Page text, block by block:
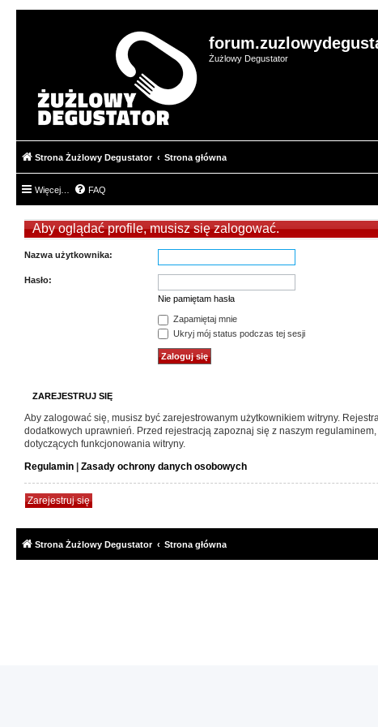
Żużlowy Degustator
Strona Żużlowy Degustator Strona główna
Więcej… FAQ
Aby oglądać profile, musisz się zalogować.
Nazwa użytkownika:
Hasło:
Nie pamiętam hasła
Zapamiętaj mnie
Ukryj mój status podczas tej sesji
ZAREJESTRUJ SIĘ
Aby zalogować się, musisz być zarejestrowanym użytkownikiem witryny.
dodatkowych uprawnień. Przed rejestracją zapoznaj się z naszym
dotyczących funkcjonowania witryny.
Regulamin | Zasady ochrony danych osobowych
Zarejestruj się
Strona Żużlowy Degustator Strona główna